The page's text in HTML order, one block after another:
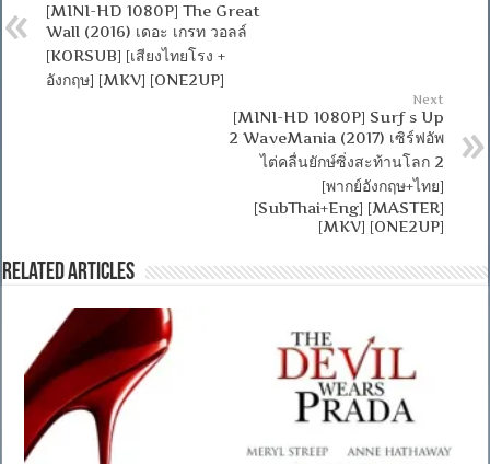
[MINI-HD 1080P] The Great
Wall (2016) เดอะ เกรท วอลล์
[KORSUB] [เสียงไทยโรง +
อังกฤษ] [MKV] [ONE2UP]
Next
[MINI-HD 1080P] Surf s Up
2 WaveMania (2017) เซิร์ฟอัพ
ไต่คลื่นยักษ์ซิ่งสะท้านโลก 2
[พากย์อังกฤษ+ไทย]
[SubThai+Eng] [MASTER]
[MKV] [ONE2UP]
Related Articles